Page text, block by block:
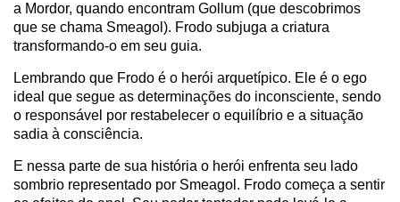
a Mordor, quando encontram Gollum (que descobrimos
que se chama Smeagol). Frodo subjuga a criatura
transformando-o em seu guia.
Lembrando que Frodo é o herói arquetípico. Ele é o ego
ideal que segue as determinações do inconsciente, sendo
o responsável por restabelecer o equilíbrio e a situação
sadia à consciência.
E nessa parte de sua história o herói enfrenta seu lado
sombrio representado por Smeagol. Frodo começa a sentir